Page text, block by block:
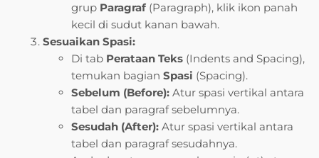
grup Paragraf (Paragraph), klik ikon panah
kecil di sudut kanan bawah.
Sesuaikan Spasi:
Di tab Perataan Teks (Indents and Spacing),
temukan bagian Spasi (Spacing).
Sebelum (Before): Atur spasi vertikal antara
tabel dan paragraf sebelumnya.
Sesudah (After): Atur spasi vertikal antara
tabel dan paragraf sesudahnya.